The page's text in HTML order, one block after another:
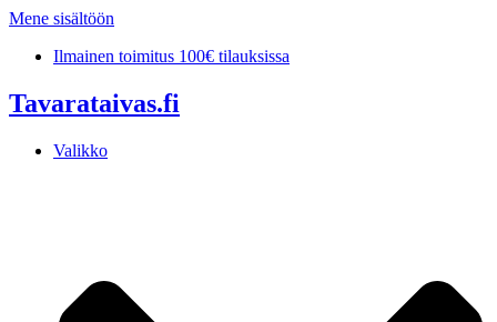
Mene sisältöön
Ilmainen toimitus 100€ tilauksissa
Tavarataivas.fi
Valikko